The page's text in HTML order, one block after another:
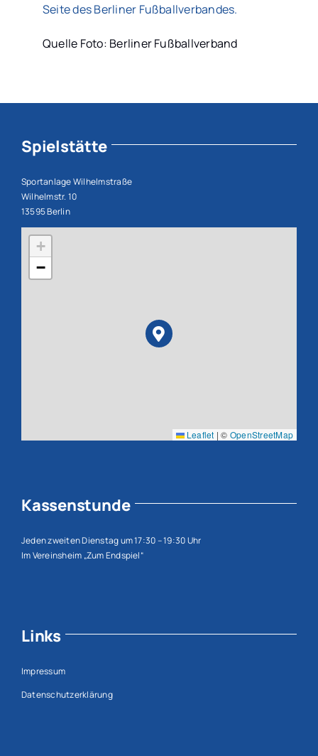
Seite des Berliner Fußballverbandes.
Quelle Foto: Berliner Fußballverband
Spielstätte
Sportanlage Wilhelmstraße
Wilhelmstr. 10
13595 Berlin
+
−
Leaflet | © OpenStreetMap
Kassenstunde
Jeden zweiten Dienstag um 17:30 – 19:30 Uhr
Im Vereinsheim „Zum Endspiel“
Links
Impressum
Datenschutzerklärung